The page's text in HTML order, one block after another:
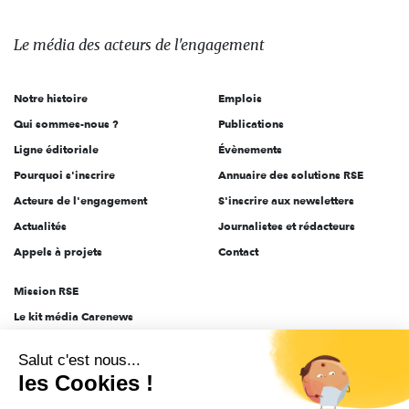
des
l'engagement
Le média des acteurs de l'engagement
Notre histoire
Qui sommes-nous ?
Ligne éditoriale
Pourquoi s'inscrire
Acteurs de l'engagement
Actualités
Appels à projets
Emplois
Publications
Évènements
Annuaire des solutions RSE
S'inscrire aux newsletters
Journalistes et rédacteurs
Contact
Mission RSE
Le kit média Carenews
AEF info
Novethic
Salut c'est nous...
les Cookies !